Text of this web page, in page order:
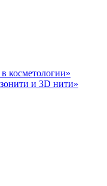
косметологии»
и 3D нити»